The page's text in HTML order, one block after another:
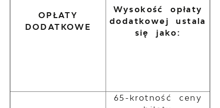
OPŁATY
DODATKOWE
Wysokość opłaty
dodatkowej ustala
się jako:
65-krotność ceny